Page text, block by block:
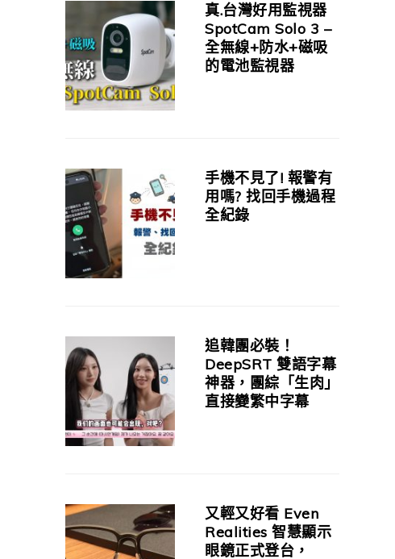
真.台灣好用監視器
SpotCam Solo 3 –
全無線+防水+磁吸
的電池監視器
手機不見了! 報警有
用嗎? 找回手機過程
全紀錄
追韓團必裝！
DeepSRT 雙語字幕
神器，團綜「生肉」
直接變繁中字幕
又輕又好看 Even
Realities 智慧顯示
眼鏡正式登台，